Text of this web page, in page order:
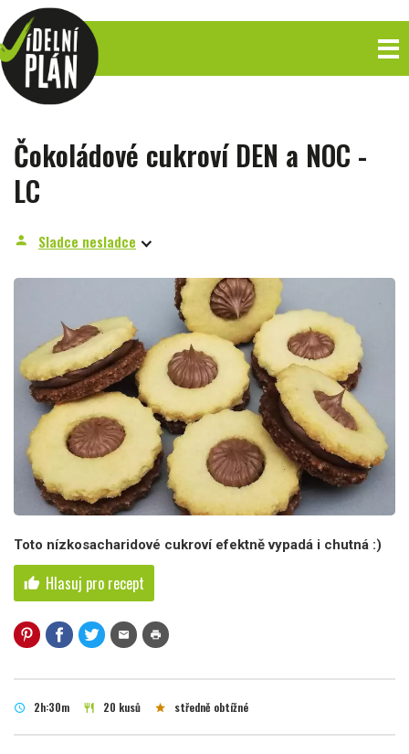
Čokoládové cukroví DEN a NOC -
LC
person Sladce nesladce
Toto nízkosacharidové cukroví efektně vypadá i chutná :)
thumb_up Hlasuj pro recept
mail print
schedule 2h:30m restaurant 20 kusů star středně obtížné